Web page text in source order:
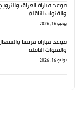
والقنوات الناقلة
يونيو 16, 2026
والقنوات الناقلة
يونيو 16, 2026